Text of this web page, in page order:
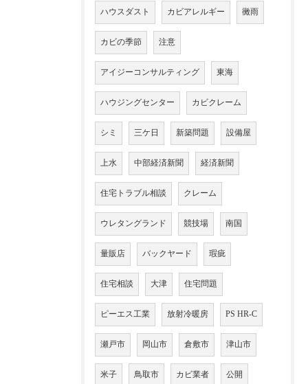
ハウスダスト カビアレルギー 黴雨
カビの季節 注意
アイジーコンサルティング 東海
ハウジングセンター カビクレーム
シミ 三ケ日 新築問題 設備屋
上水 中部経済新聞 経済新聞
住宅トラブル相談 クレーム
ウレタングランド 競技場 南国
量販店 バックヤード 瑕疵
住宅相談 大津 住宅問題
ピーエス工業 放射冷暖房 PS HR-C
瀬戸市 岡山市 倉敷市 津山市
米子 鳥取市 カビ業者 公開